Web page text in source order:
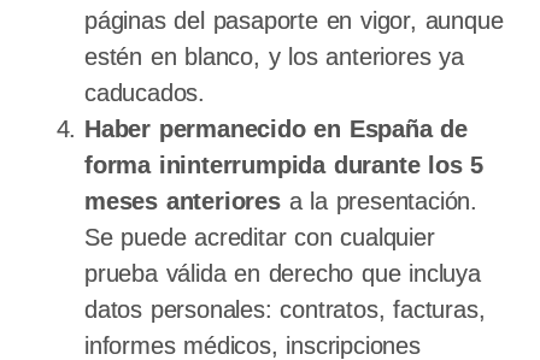
páginas del pasaporte en vigor, aunque
estén en blanco, y los anteriores ya
caducados.
Haber permanecido en España de
forma ininterrumpida durante los 5
meses anterioresa la presentación.
Se puede acreditar con cualquier
prueba válida en derecho que incluya
datos personales: contratos, facturas,
informes médicos, inscripciones